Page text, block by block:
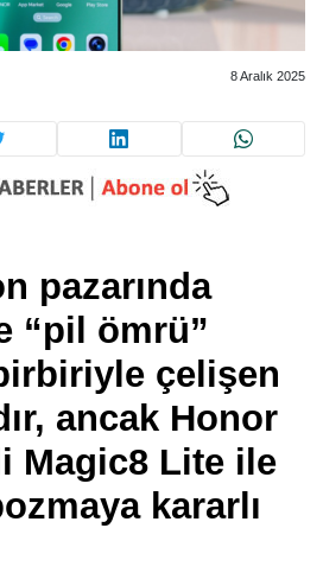
8 Aralık 2025
pazarında
“pil ömrü”
çelişen
ancak Honor
Magic8 Lite ile
kararlı